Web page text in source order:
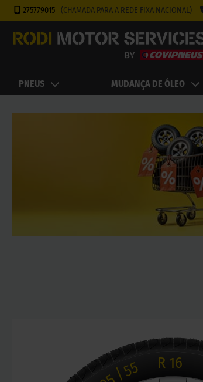
275779015 (CHAMADA PARA A REDE FIXA NACIONAL)
PNEUS MUDANÇA DE ÓLEO
/55 R 16